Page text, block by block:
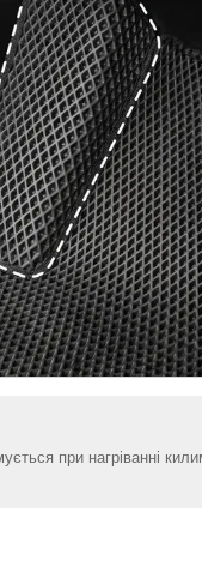
при нагріванні